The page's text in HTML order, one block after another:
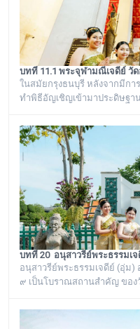
ในสมัยกรุงธนบุรี หลังจากมีก
ทำพิธีอัญเชิญเข้ามาประดิษฐ
บ้านได้เรียกเพี้ยนกันไปว่า “วิ
เป็นสิ่งศักดิ์สิทธิ์ของวัดอรุณรา
เคารพศรัทธาตั้งแต่ครั้งอดีตกา
อนุสาวรีย์พระธรรมเจดีย์ (อุ่ม)
๙ เป็นโบราณสถานสำคัญ ของ
วัดริมแม่น้ำเจ้าพระยา ภายใ
ราชวรารามแห่งนี้ จะมีโกศหิ